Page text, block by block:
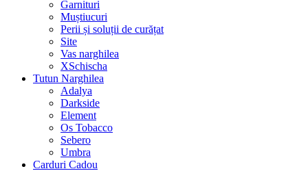
Garnituri
Muștiucuri
Perii și soluții de curățat
Site
Vas narghilea
XSchischa
Tutun Narghilea
Adalya
Darkside
Element
Os Tobacco
Sebero
Umbra
Carduri Cadou